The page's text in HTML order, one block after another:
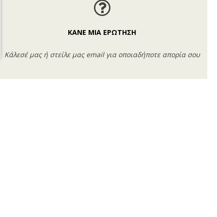
ΚΑΝΕ ΜΙΑ ΕΡΩΤΗΣΗ
Κάλεσέ μας ή στείλε μας email για οποιαδήποτε απορία σου